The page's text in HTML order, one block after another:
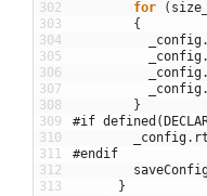
302
303
304
305
306
307
308
309
310
311
312
313
for
( size
{
_config.
_config.
_config.
_config.
}
#if
_config.
#endif
}